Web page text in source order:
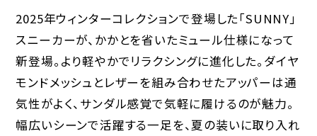
2025年ウィンターコレクションで登場した「SUNNY」
スニーカーが、かかとを省いたミュール仕様になって
新登場。より軽やかでリラクシングに進化した。ダイヤ
モンドメッシュとレザーを組み合わせたアッパーは通
気性がよく、サンダル感覚で気軽に履けるのが魅力。
幅広いシーンで活躍する一足を、夏の装いに取り入れ